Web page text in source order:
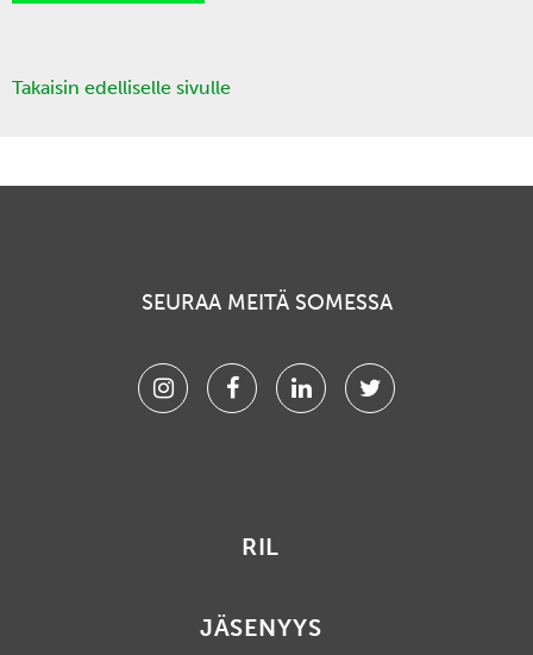
Takaisin edelliselle sivulle
SEURAA MEITÄ SOMESSA
InstagramFacebookLinkedinTwitter
RIL
JÄSENYYS